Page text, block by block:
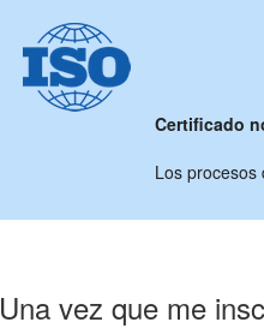
Certificado
Los
Una vez que me